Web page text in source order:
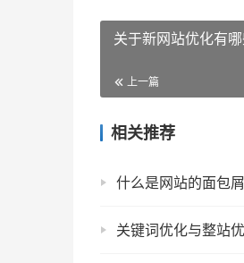
关于新网站优化有哪
上一篇
相关推荐
什么是网站的面包
关键词优化与整站